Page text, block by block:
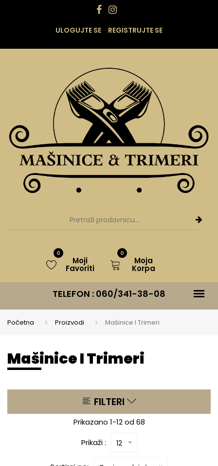
ULOGUJTE SE REGISTRUJTE SE
0
Moji
Favoriti
0
Moja
Korpa
TELEFON : 060/341-38-08
Početna Proizvodi Mašinice I Trimeri
Mašinice I Trimeri
FILTERI
Prikazano 1-12 od 68
Prikaži :
12